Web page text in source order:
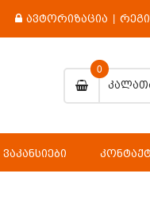
ავტორიზაცია |
0
ᲕᲐᲙᲐᲜᲡᲘᲔᲑᲘ